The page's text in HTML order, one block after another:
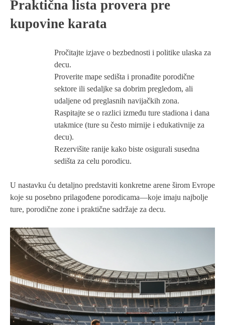
Praktična lista provera pre
kupovine karata
Pročitajte izjave o bezbednosti i politike ulaska za
decu.
Proverite mape sedišta i pronađite porodične
sektore ili sedaljke sa dobrim pregledom, ali
udaljene od preglasnih navijačkih zona.
Raspitajte se o razlici između ture stadiona i dana
utakmice (ture su često mirnije i edukativnije za
decu).
Rezervišite ranije kako biste osigurali susedna
sedišta za celu porodicu.
U nastavku ću detaljno predstaviti konkretne arene širom Evrope
koje su posebno prilagođene porodicama—koje imaju najbolje
ture, porodične zone i praktične sadržaje za decu.